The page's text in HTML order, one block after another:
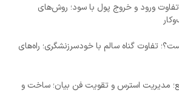
ورود و خروج پول با سود؛ روش‌های
تفاوت گناه سالم با خودسرزنشگری؛ راه‌های
مدیریت استرس و تقویت فن بیان؛ ساخت و